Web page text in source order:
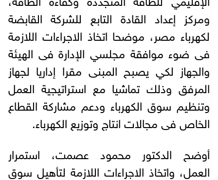
ومركز إعداد القادة التابع للشركة القابضة
لكهرباء مصر، موضحا اتخاذ الاجراءات اللازمة
فى ضوء موافقة مجلسي الإدارة فى الهيئة
والجهاز لكي يصبح المبنى مقرا إداريا لجهاز
المرفق وذلك تماشيا مع استراتيجية العمل
وتنظيم سوق الكهرباء ودعم مشاركة القطاع
الخاص فى مجالات انتاج وتوزيع الكهرباء.
أوضح الدكتور محمود عصمت، استمرار
العمل، واتخاذ الاجراءات اللازمة لتأهيل سوق